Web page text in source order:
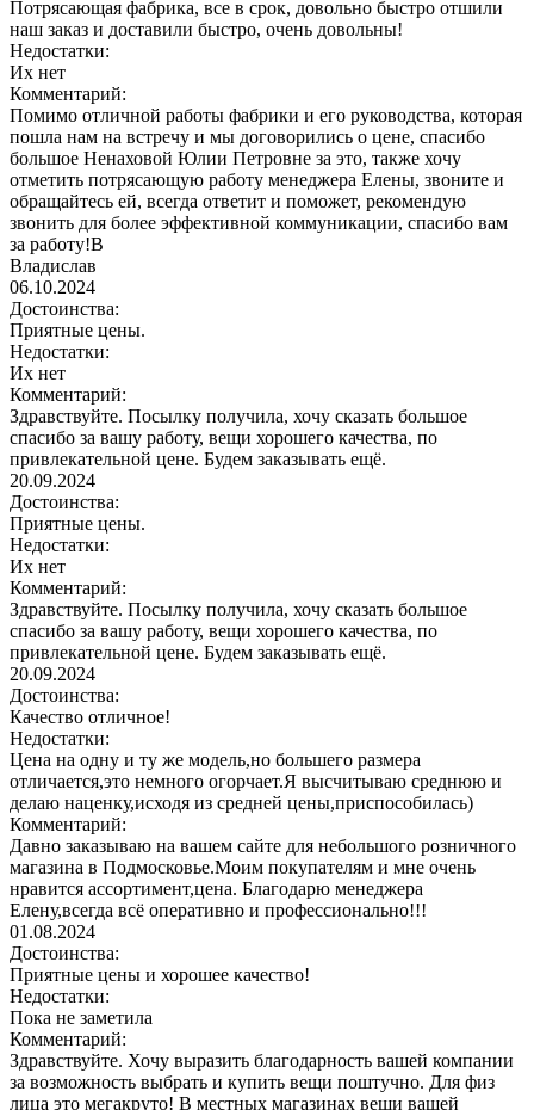
Потрясающая фабрика, все в срок, довольно быстро отшили
наш заказ и доставили быстро, очень довольны!
Недостатки:
Их нет
Комментарий:
Помимо отличной работы фабрики и его руководства, которая
пошла нам на встречу и мы договорились о цене, спасибо
большое Ненаховой Юлии Петровне за это, также хочу
отметить потрясающую работу менеджера Елены, звоните и
обращайтесь ей, всегда ответит и поможет, рекомендую
звонить для более эффективной коммуникации, спасибо вам
за работу!В
Владислав
06.10.2024
Достоинства:
Приятные цены.
Недостатки:
Их нет
Комментарий:
Здравствуйте. Посылку получила, хочу сказать большое
спасибо за вашу работу, вещи хорошего качества, по
привлекательной цене. Будем заказывать ещё.
20.09.2024
Достоинства:
Приятные цены.
Недостатки:
Их нет
Комментарий:
Здравствуйте. Посылку получила, хочу сказать большое
спасибо за вашу работу, вещи хорошего качества, по
привлекательной цене. Будем заказывать ещё.
20.09.2024
Достоинства:
Качество отличное!
Недостатки:
Цена на одну и ту же модель,но большего размера
отличается,это немного огорчает.Я высчитываю среднюю и
делаю наценку,исходя из средней цены,приспособилась)
Комментарий:
Давно заказываю на вашем сайте для небольшого розничного
магазина в Подмосковье.Моим покупателям и мне очень
нравится ассортимент,цена. Благодарю менеджера
Елену,всегда всё оперативно и профессионально!!!
01.08.2024
Достоинства:
Приятные цены и хорошее качество!
Недостатки:
Пока не заметила
Комментарий:
Здравствуйте. Хочу выразить благодарность вашей компании
за возможность выбрать и купить вещи поштучно. Для физ
лица это мегакруто! В местных магазинах вещи вашей